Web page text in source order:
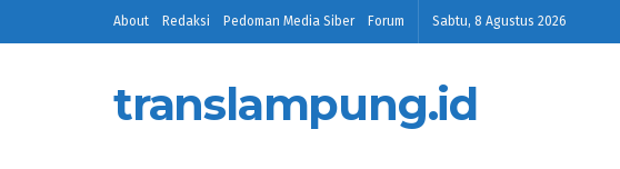
About Redaksi Pedoman Media Siber Forum Sabtu, 8 Agustus 2026
translampung.id